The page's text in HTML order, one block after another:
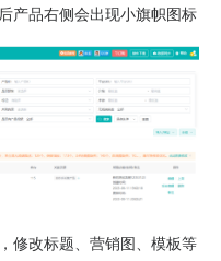
产品右侧会出现小旗帜图标
修改标题、营销图、模板等